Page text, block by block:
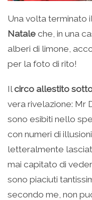
Una volta terminato
Natale che, in una
alberi di limone,
per la foto di rito!
Il circo allestito
vera rivelazione: Mr
sono esibiti nello
con numeri di
letteralmente
mai capitato di
sono piaciuti
secondo me, non